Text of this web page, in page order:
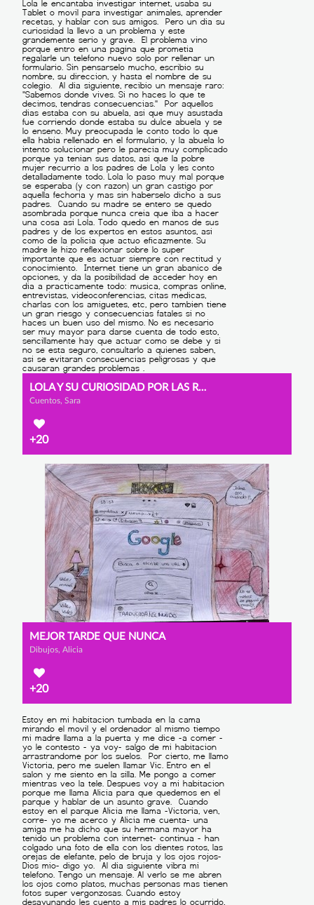
LOLA Y SU CURIOSIDAD POR LAS REDES SOCIALES
Cuentos, Sara
+20
MEJOR TARDE QUE NUNCA
Dibujos, Alicia
+20